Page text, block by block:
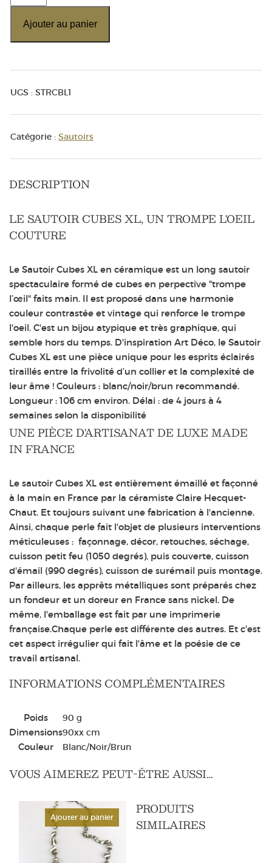
Sautoir
Cubes
XL
Ajouter au panier
UGS :STRCBL1
Catégorie :Sautoirs
DESCRIPTION
LE SAUTOIR CUBES XL, UN TROMPE L'OEIL
COUTURE
Le Sautoir Cubes XL en céramique est un long sautoir
spectaculaire formé de cubes en perpective "trompe
l’œil" faits main. Il est proposé dans une harmonie
couleur contrastée et vintage qui renforce le trompe
l'oeil. C'est un bijou atypique et très graphique, qui
semble hors du temps. D'inspiration Art Déco, le Sautoir
Cubes XL est une pièce unique pour les esprits éclairés
tiraillés entre la frivolité d’un collier et la complexité de
leur âme ! Couleurs : blanc/noir/brun recommandé.
Longueur : 106 cm environ. Délai : de 4 jours à 4
semaines selon la disponibilité
UNE PIÈCE D'ARTISANAT DE LUXE MADE
IN FRANCE
Le sautoir Cubes XL est entièrement émaillé et façonné
à la main en France par la céramiste Claire Hecquet-
Chaut. Et toujours suivant une fabrication à l'ancienne.
Ainsi, chaque perle fait l'objet de plusieurs interventions
méticuleuses : façonnage, décor, retouches, séchage,
cuisson petit feu (1050 degrés), puis couverte, cuisson
d'émail (990 degrés), cuisson de surémail puis montage.
Par ailleurs, les apprêts métalliques sont préparés chez
un fondeur et un doreur en France sans nickel. De
même, l'emballage est fait par une imprimerie
française.Chaque perle est différente des autres. Et c'est
cet aspect irrégulier qui fait l'âme et la poésie de ce
travail artisanal.
INFORMATIONS COMPLÉMENTAIRES
Poids 90 g
Dimensions90xx cm
Couleur Blanc/Noir/Brun
VOUS AIMEREZ PEUT-ÊTRE AUSSI…
Ajouter au panier
PRODUITS
SIMILAIRES